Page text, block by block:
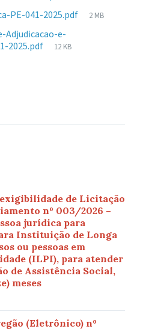
arquivo:
PE-041-2025.pdf
Tamanho
2 MB
e-
2025.pdf
Tamanho
12 KB
de Licitação
nº 003/2026 –
jurídica para
Instituição de Longa
ou pessoas em
(ILPI), para atender
de Assistência Social,
meses
(Eletrônico) nº